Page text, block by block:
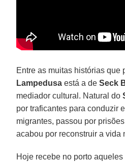
Entre as muitas histórias que
Lampedusa está a deSeck
mediador cultural. Natural do
por traficantes para conduzir
migrantes, passou por
acabou por reconstruir a vida
Hoje recebe no porto